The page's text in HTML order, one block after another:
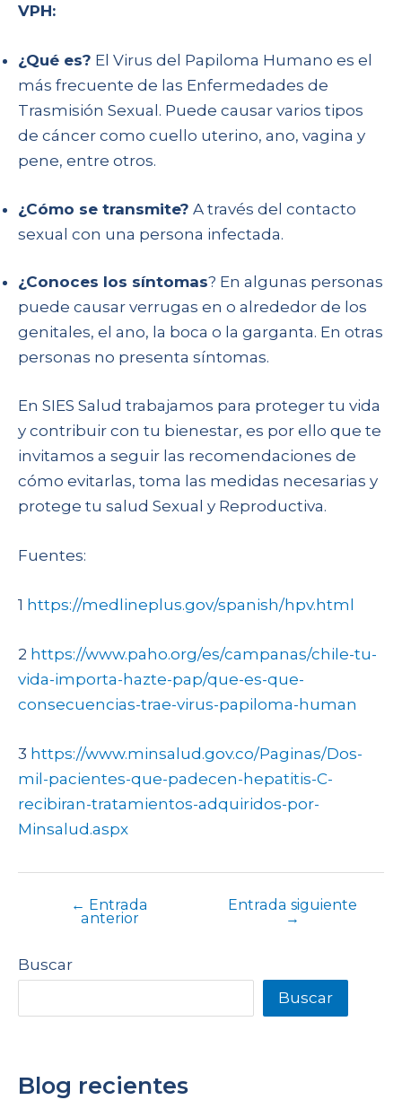
VPH:
¿Qué es? El Virus del Papiloma Humano es el
más frecuente de las Enfermedades de
Trasmisión Sexual. Puede causar varios tipos
de cáncer como cuello uterino, ano, vagina y
pene, entre otros.
¿Cómo se transmite? A través del contacto
sexual con una persona infectada.
¿Conoces los síntomas? En algunas personas
puede causar verrugas en o alrededor de los
genitales, el ano, la boca o la garganta. En otras
personas no presenta síntomas.
En SIES Salud trabajamos para proteger tu vida
y contribuir con tu bienestar, es por ello que te
invitamos a seguir las recomendaciones de
cómo evitarlas, toma las medidas necesarias y
protege tu salud Sexual y Reproductiva.
Fuentes:
1 https://medlineplus.gov/spanish/hpv.html
2 https://www.paho.org/es/campanas/chile-tu-
vida-importa-hazte-pap/que-es-que-
consecuencias-trae-virus-papiloma-human
3 https://www.minsalud.gov.co/Paginas/Dos-
mil-pacientes-que-padecen-hepatitis-C-
recibiran-tratamientos-adquiridos-por-
Minsalud.aspx
← Entrada
anterior
Entrada siguiente
→
Buscar
Buscar
Blog recientes